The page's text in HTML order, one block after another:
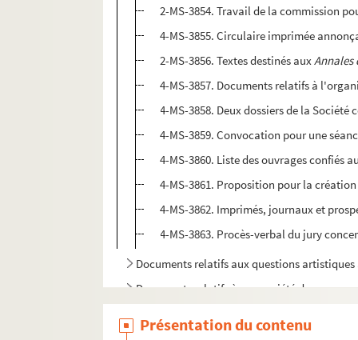
2-MS-3854. Travail de la commission
4-MS-3855. Circulaire imprimée
2-MS-3856. Textes destinés auxAnnales
4-MS-3857. Documents relatifs à
4-MS-3858. Deux dossiers de la
4-MS-3859. Convocation pour une
4-MS-3860. Liste des ouvrages confiés
4-MS-3861. Proposition pour la
4-MS-3862. Imprimés, journaux et
4-MS-3863. Procès-verbal du jury
Documents relatifs aux questions
Documents relatifs à une société de secours
Présentation du contenu